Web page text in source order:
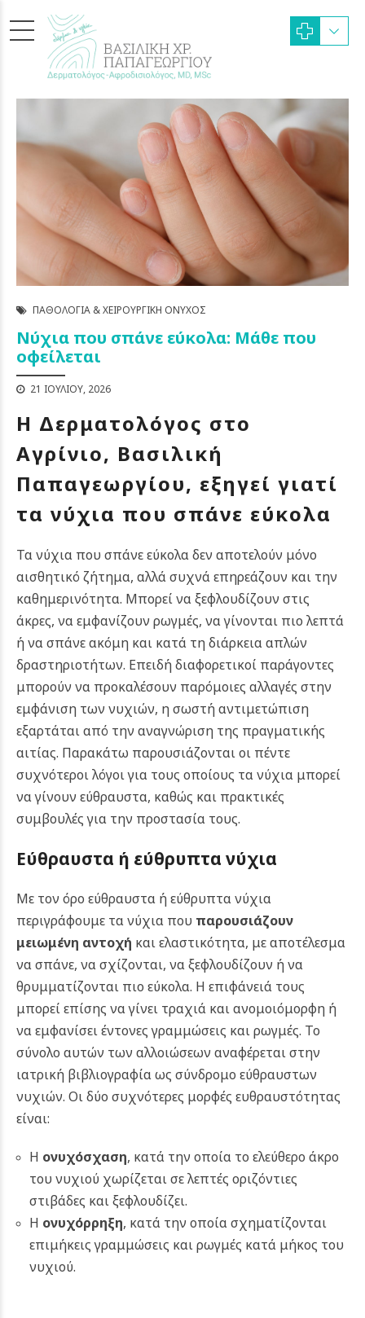
ΠΑΘΟΛΟΓΊΑ & ΧΕΙΡΟΥΡΓΙΚΉ ΌΝΥΧΟΣ
Νύχια που σπάνε εύκολα: Μάθε που
οφείλεται
21 ΙΟΥΛΊΟΥ, 2026
Η Δερματολόγος στο
Αγρίνιο, Βασιλική
Παπαγεωργίου, εξηγεί γιατί
τα νύχια που σπάνε εύκολα
Τα νύχια που σπάνε εύκολα δεν αποτελούν μόνο
αισθητικό ζήτημα, αλλά συχνά επηρεάζουν και την
καθημερινότητα. Μπορεί να ξεφλουδίζουν στις
άκρες, να εμφανίζουν ρωγμές, να γίνονται πιο λεπτά
ή να σπάνε ακόμη και κατά τη διάρκεια απλών
δραστηριοτήτων. Επειδή διαφορετικοί παράγοντες
μπορούν να προκαλέσουν παρόμοιες αλλαγές στην
εμφάνιση των νυχιών, η σωστή αντιμετώπιση
εξαρτάται από την αναγνώριση της πραγματικής
αιτίας. Παρακάτω παρουσιάζονται οι πέντε
συχνότεροι λόγοι για τους οποίους τα νύχια μπορεί
να γίνουν εύθραυστα, καθώς και πρακτικές
συμβουλές για την προστασία τους.
Εύθραυστα ή εύθρυπτα νύχια
Με τον όρο εύθραυστα ή εύθρυπτα νύχια
περιγράφουμε τα νύχια που παρουσιάζουν
μειωμένη αντοχή και ελαστικότητα, με αποτέλεσμα
να σπάνε, να σχίζονται, να ξεφλουδίζουν ή να
θρυμματίζονται πιο εύκολα. Η επιφάνειά τους
μπορεί επίσης να γίνει τραχιά και ανομοιόμορφη ή
να εμφανίσει έντονες γραμμώσεις και ρωγμές. Το
σύνολο αυτών των αλλοιώσεων αναφέρεται στην
ιατρική βιβλιογραφία ως σύνδρομο εύθραυστων
νυχιών. Οι δύο συχνότερες μορφές ευθραυστότητας
είναι:
Η ονυχόσχαση, κατά την οποία το ελεύθερο άκρο
του νυχιού χωρίζεται σε λεπτές οριζόντιες
στιβάδες και ξεφλουδίζει.
Η ονυχόρρηξη, κατά την οποία σχηματίζονται
επιμήκεις γραμμώσεις και ρωγμές κατά μήκος του
νυχιού.